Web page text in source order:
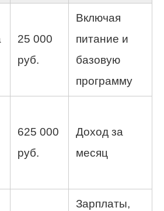
25 000
руб.
Включая
питание и
базовую
программу
625 000
руб.
Доход за
месяц
Зарплаты,